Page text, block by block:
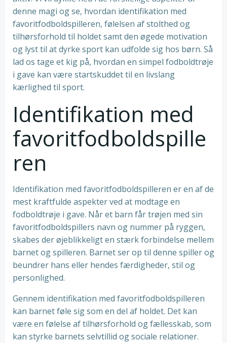
denne magi og se, hvordan identifikation med
favoritfodboldspilleren, følelsen af stolthed og
tilhørsforhold til holdet samt den øgede motivation
og lyst til at dyrke sport kan udfolde sig hos børn. Så
lad os tage et kig på, hvordan en simpel fodboldtrøje
i gave kan være startskuddet til en livslang
kærlighed til sport.
Identifikation med
favoritfodboldspille
ren
Identifikation med favoritfodboldspilleren er en af de
mest kraftfulde aspekter ved at modtage en
fodboldtrøje i gave. Når et barn får trøjen med sin
favoritfodboldspillers navn og nummer på ryggen,
skabes der øjeblikkeligt en stærk forbindelse mellem
barnet og spilleren. Barnet ser op til denne spiller og
beundrer hans eller hendes færdigheder, stil og
personlighed.
Gennem identifikation med favoritfodboldspilleren
kan barnet føle sig som en del af holdet. Det kan
være en følelse af tilhørsforhold og fællesskab, som
kan styrke barnets selvtillid og sociale relationer.